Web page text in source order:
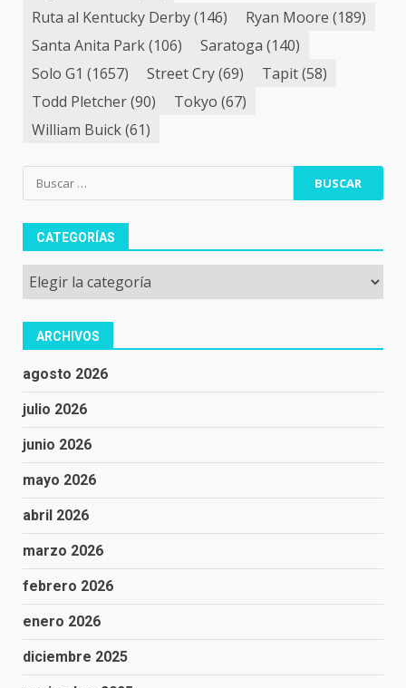
Ruta al Kentucky Derby(146) Ryan Moore (189)
Santa Anita Park(106) Saratoga (140)
Solo G1 (1657) Street Cry(69) Tapit(58)
Todd Pletcher(90) Tokyo (67)
William Buick(61)
Buscar:
CATEGORÍAS
Categorías
ARCHIVOS
agosto 2026
julio 2026
junio 2026
mayo 2026
abril 2026
marzo 2026
febrero 2026
enero 2026
diciembre 2025